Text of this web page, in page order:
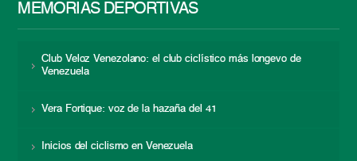
MEMORIAS DEPORTIVAS
Club Veloz Venezolano: el club ciclístico más longevo de
Venezuela
Vera Fortique: voz de la hazaña del 41
Inicios del ciclismo en Venezuela